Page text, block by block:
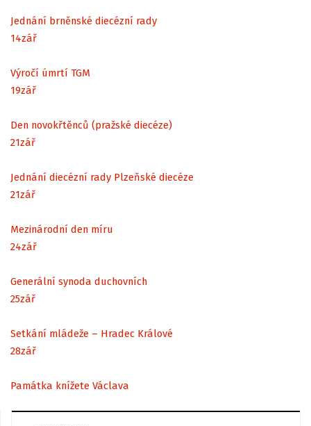
Jednání brněnské diecézní rady
14zář
Výročí úmrtí TGM
19zář
Den novokřtěnců (pražské diecéze)
21zář
Jednání diecézní rady Plzeňské diecéze
21zář
Mezinárodní den míru
24zář
Generální synoda duchovních
25zář
Setkání mládeže – Hradec Králové
28zář
Památka knížete Václava